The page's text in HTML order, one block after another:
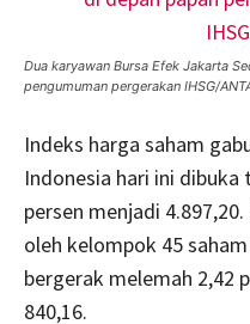
Dua karyawan Bursa Efek Jakarta
pengumuman pergerakan IHSG/
Indeks harga saham
Indonesia hari ini dibuka
persen menjadi
oleh kelompok 45
bergerak melemah 2,42
840,16.